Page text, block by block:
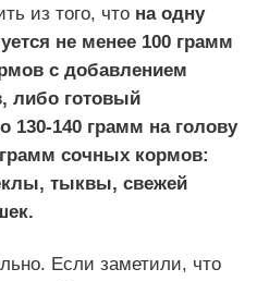
из того, что на одну
не менее 100 грамм
с добавлением
либо готовый
130-140 грамм на голову
сочных кормов:
тыквы, свежей
Если заметили, что